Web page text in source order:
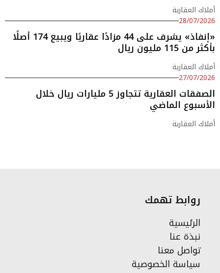
أملاك العقارية
28/07/2026
«إنفاذ» يشرف على 44 مزادًا عقاريًا ويبيع 174 أصلًا
بأكثر من 115 مليون ريال
أملاك العقارية
27/07/2026
الصفقات العقارية تتجاوز 5 مليارات ريال خلال
الأسبوع الماضي
أملاك العقارية
روابط تهمك
الرئيسية
نبذة عنا
تواصل معنا
سياسة الخصوصية